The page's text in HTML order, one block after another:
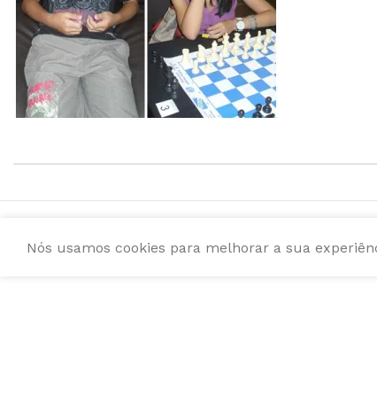
Nós usamos cookies para melhorar a sua